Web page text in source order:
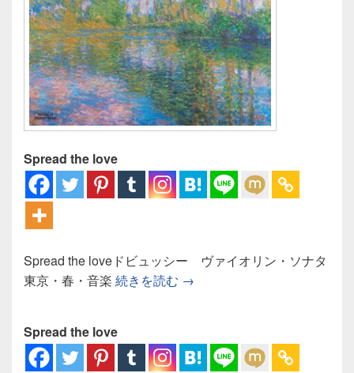
Spread the love
Spread the loveドビュッシー ヴァイオリン・ソナタ
東京・春・音楽 続きを読む ドビュッシー ヴァイオリン
→
Spread the love